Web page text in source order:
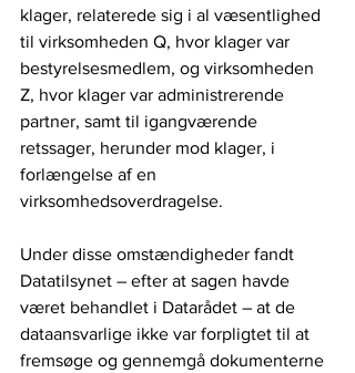
klager, relaterede sig i al væsentlighed
til virksomheden Q, hvor klager var
bestyrelsesmedlem, og virksomheden
Z, hvor klager var administrerende
partner, samt til igangværende
retssager, herunder mod klager, i
forlængelse af en
virksomhedsoverdragelse.
Under disse omstændigheder fandt
Datatilsynet – efter at sagen havde
været behandlet i Datarådet – at de
dataansvarlige ikke var forpligtet til at
fremsøge og gennemgå dokumenterne